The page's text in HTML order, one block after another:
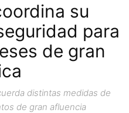
su
para
de gran
distintas medidas de
de gran afluencia